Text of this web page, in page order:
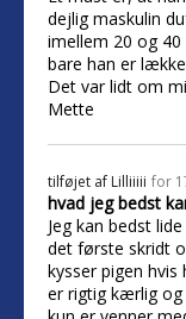
dejlig maskulin
imellem 20 og
bare han er
Det var lidt om
Mette
tilføjet af Lilliiiii for
hvad jeg bedst
Jeg kan bedst
det første skridt
kysser pigen
er rigtig kærlig og